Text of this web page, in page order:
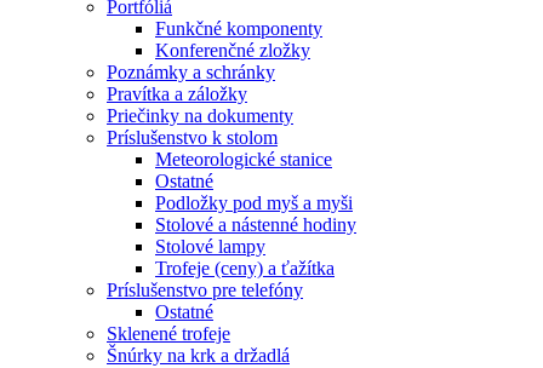
Portfóliá
Funkčné komponenty
Konferenčné zložky
Poznámky a schránky
Pravítka a záložky
Priečinky na dokumenty
Príslušenstvo k stolom
Meteorologické stanice
Ostatné
Podložky pod myš a myši
Stolové a nástenné hodiny
Stolové lampy
Trofeje (ceny) a ťažítka
Príslušenstvo pre telefóny
Ostatné
Sklenené trofeje
Šnúrky na krk a držadlá